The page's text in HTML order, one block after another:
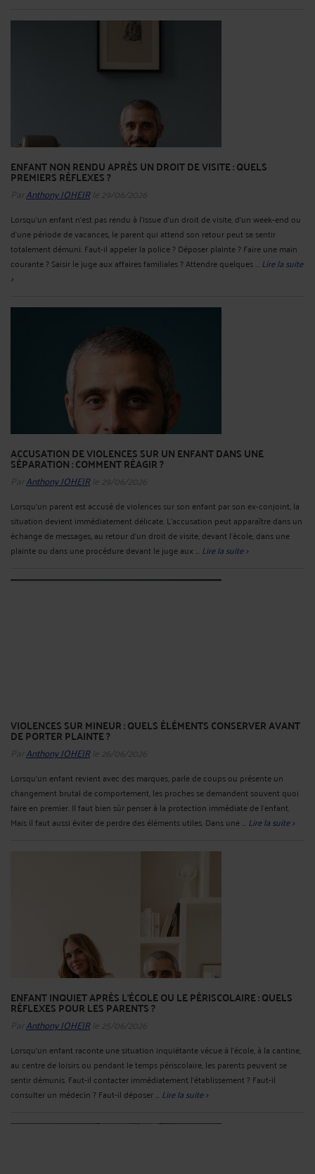
ENFANT NON RENDU APRÈS UN DROIT DE VISITE : QUELS
PREMIERS RÉFLEXES ?
ParAnthony JOHEIRle 29/06/2026
Lorsqu’un enfant n’est pas rendu à l’issue d’un droit de visite, d’un week-end ou
d’une période de vacances, le parent qui attend son retour peut se sentir
totalement démuni. Faut-il appeler la police ? Déposer plainte ? Faire une main
courante ? Saisir le juge aux affaires familiales ? Attendre quelques ... Lire la suite
>
ACCUSATION DE VIOLENCES SUR UN ENFANT DANS UNE
SÉPARATION : COMMENT RÉAGIR ?
ParAnthony JOHEIRle 29/06/2026
Lorsqu’un parent est accusé de violences sur son enfant par son ex-conjoint, la
situation devient immédiatement délicate. L’accusation peut apparaître dans un
échange de messages, au retour d’un droit de visite, devant l’école, dans une
plainte ou dans une procédure devant le juge aux ... Lire la suite >
VIOLENCES SUR MINEUR : QUELS ÉLÉMENTS CONSERVER AVANT
DE PORTER PLAINTE ?
ParAnthony JOHEIRle 26/06/2026
Lorsqu’un enfant revient avec des marques, parle de coups ou présente un
changement brutal de comportement, les proches se demandent souvent quoi
faire en premier. Il faut bien sûr penser à la protection immédiate de l’enfant.
Mais il faut aussi éviter de perdre des éléments utiles. Dans une ... Lire la suite >
ENFANT INQUIET APRÈS L’ÉCOLE OU LE PÉRISCOLAIRE : QUELS
RÉFLEXES POUR LES PARENTS ?
ParAnthony JOHEIRle 25/06/2026
Lorsqu’un enfant raconte une situation inquiétante vécue à l’école, à la cantine,
au centre de loisirs ou pendant le temps périscolaire, les parents peuvent se
sentir démunis. Faut-il contacter immédiatement l’établissement ? Faut-il
consulter un médecin ? Faut-il déposer ... Lire la suite >